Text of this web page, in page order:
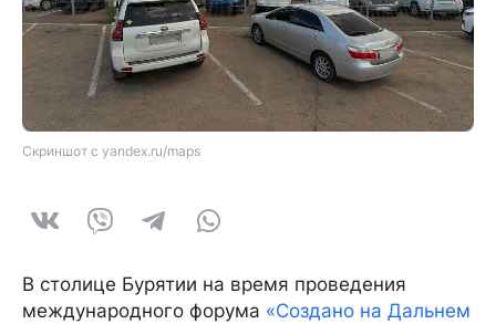
Скриншот с yandex.ru/maps
В столице Бурятии на время проведения
международного форума «Создано на Дальнем